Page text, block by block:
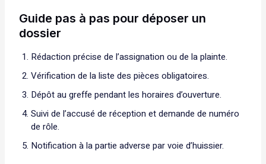
Guide pas à pas pour déposer un
dossier
Rédaction précise de l’assignation ou de la plainte.
Vérification de la liste des pièces obligatoires.
Dépôt au greffe pendant les horaires d’ouverture.
Suivi de l’accusé de réception et demande de numéro
de rôle.
Notification à la partie adverse par voie d’huissier.